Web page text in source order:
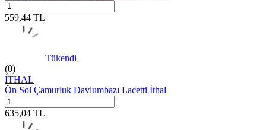
559,44 TL
Tükendi
(0)
İTHAL
Ön Sol Çamurluk Davlumbazı Lacetti İthal
635,04 TL